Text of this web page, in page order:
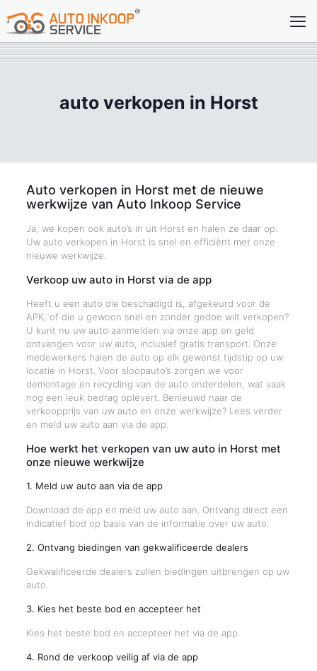
auto verkopen in Horst
Auto verkopen in Horst met de nieuwe
werkwijze van Auto Inkoop Service
Ja, we kopen ook auto’s in uit Horst en halen ze daar op.
Uw auto verkopen in Horst is snel en efficiënt met onze
nieuwe werkwijze.
Verkoop uw auto in Horst via de app
Heeft u een auto die beschadigd is, afgekeurd voor de
APK, of die u gewoon snel en zonder gedoe wilt verkopen?
U kunt nu uw auto aanmelden via onze app en geld
ontvangen voor uw auto, inclusief gratis transport. Onze
medewerkers halen de auto op elk gewenst tijdstip op uw
locatie in Horst. Voor sloopauto’s zorgen we voor
demontage en recycling van de auto onderdelen, wat vaak
nog een leuk bedrag oplevert. Benieuwd naar de
verkoopprijs van uw auto en onze werkwijze? Lees verder
en meld uw auto aan via de app.
Hoe werkt het verkopen van uw auto in Horst met
onze nieuwe werkwijze
1. Meld uw auto aan via de app
Download de app en meld uw auto aan. Ontvang direct een
indicatief bod op basis van de informatie over uw auto.
2. Ontvang biedingen van gekwalificeerde dealers
Gekwalificeerde dealers zullen biedingen uitbrengen op uw
auto.
3. Kies het beste bod en accepteer het
Kies het beste bod en accepteer het via de app.
4. Rond de verkoop veilig af via de app